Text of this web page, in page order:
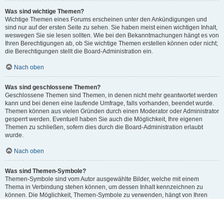
Was sind wichtige Themen?
Wichtige Themen eines Forums erscheinen unter den Ankündigungen und
sind nur auf der ersten Seite zu sehen. Sie haben meist einen wichtigen Inhalt,
weswegen Sie sie lesen sollten. Wie bei den Bekanntmachungen hängt es von
Ihren Berechtigungen ab, ob Sie wichtige Themen erstellen können oder nicht;
die Berechtigungen stellt die Board-Administration ein.
Nach oben
Was sind geschlossene Themen?
Geschlossene Themen sind Themen, in denen nicht mehr geantwortet werden
kann und bei denen eine laufende Umfrage, falls vorhanden, beendet wurde.
Themen können aus vielen Gründen durch einen Moderator oder Administrator
gesperrt werden. Eventuell haben Sie auch die Möglichkeit, Ihre eigenen
Themen zu schließen, sofern dies durch die Board-Administration erlaubt
wurde.
Nach oben
Was sind Themen-Symbole?
Themen-Symbole sind vom Autor ausgewählte Bilder, welche mit einem
Thema in Verbindung stehen können, um dessen Inhalt kennzeichnen zu
können. Die Möglichkeit, Themen-Symbole zu verwenden, hängt von Ihren